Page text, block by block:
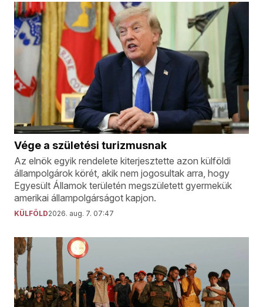
Vége a születési turizmusnak
Az elnök egyik rendelete kiterjesztette azon külföldi
állampolgárok körét, akik nem jogosultak arra, hogy
Egyesült Államok területén megszületett gyermekük
amerikai állampolgárságot kapjon.
KÜLFÖLD2026. aug. 7. 07:47